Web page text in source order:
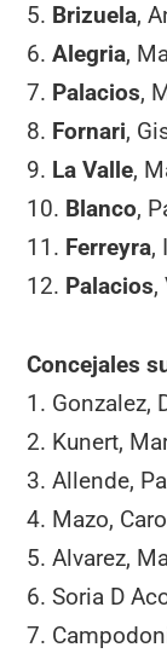
5. Brizuela,
6.Alegria,
7. Palacios,
8. Fornari,
9. La Valle,
10. Blanco,
11. Ferreyra,
12. Palacios,
Concejales
1. Gonzalez,
2. Kunert,
3. Allende,
4. Mazo,
5. Alvarez,
6. Soria D
7.